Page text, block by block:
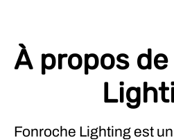
À propos
Fonroche Lighting est